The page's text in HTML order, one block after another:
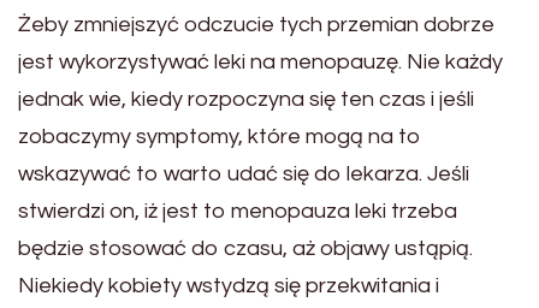
Żeby zmniejszyć odczucie tych przemian dobrze
jest wykorzystywać leki na menopauzę. Nie każdy
jednak wie, kiedy rozpoczyna się ten czas i jeśli
zobaczymy symptomy, które mogą na to
wskazywać to warto udać się do lekarza. Jeśli
stwierdzi on, iż jest to menopauza leki trzeba
będzie stosować do czasu, aż objawy ustąpią.
Niekiedy kobiety wstydzą się przekwitania i